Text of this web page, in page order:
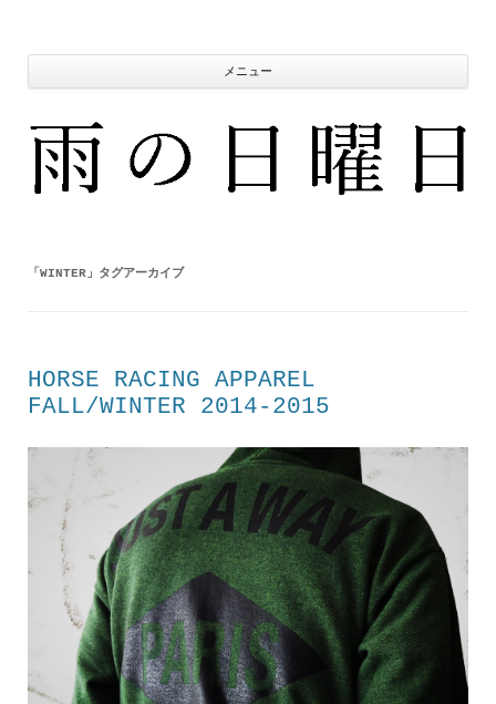
ン
へ
ッ
プ
メニュー
「 WINTER」タグアーカイブ
HORSE RACING APPAREL
FALL/WINTER 2014-2015